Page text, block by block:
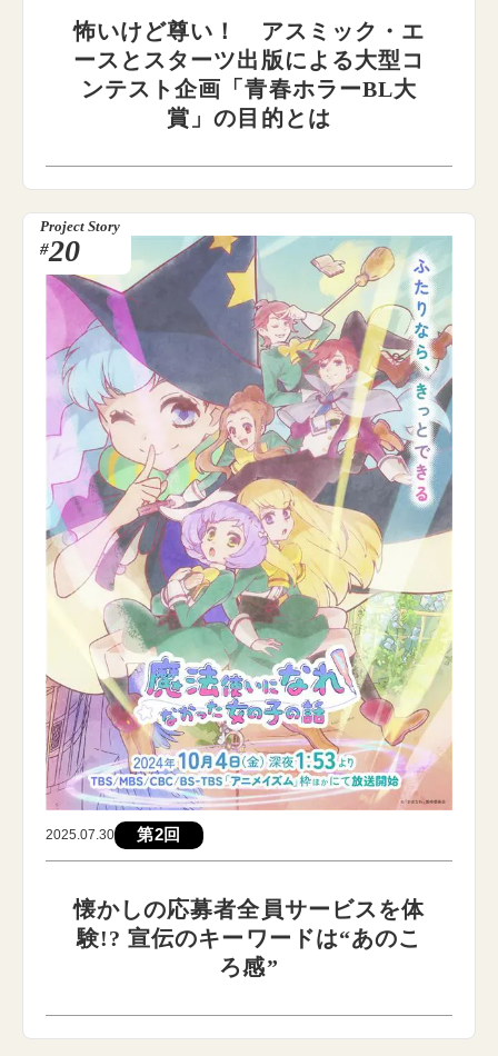
怖いけど尊い！ アスミック・エ
ースとスターツ出版による大型コ
ンテスト企画「青春ホラーBL大
賞」の目的とは
Project Story
#20
2025.07.30 第2回
懐かしの応募者全員サービスを体
験!? 宣伝のキーワードは“あのこ
ろ感”